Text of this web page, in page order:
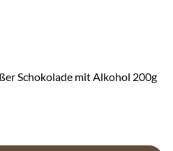
Schokolade mit Alkohol 200g
Beutel mit Alkohol - in weißer